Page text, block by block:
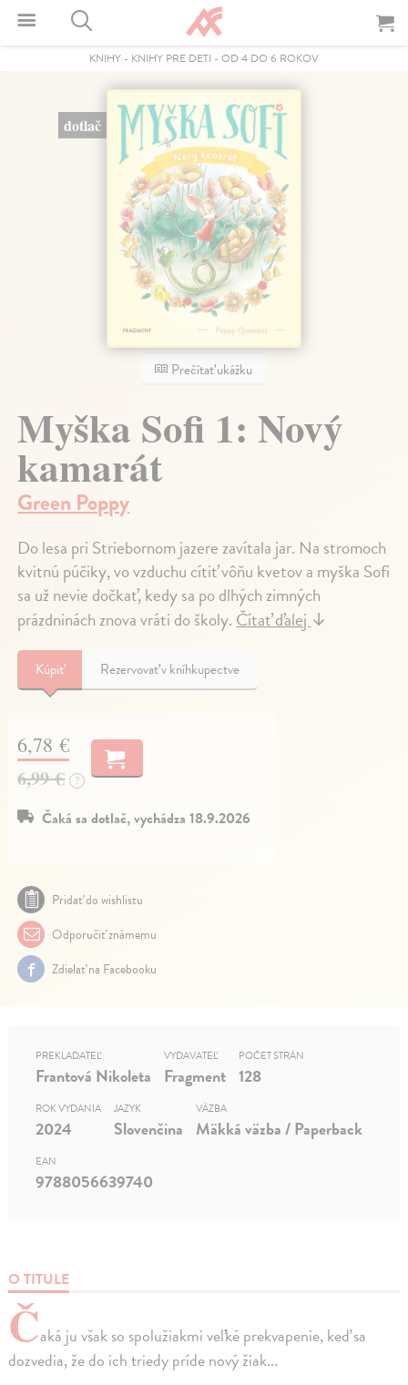
KNIHY - KNIHY PRE DETI - OD 4 DO 6 ROKOV
dotlač
Prečítať ukážku
Myška Sofi 1: Nový
kamarát
Green Poppy
Do lesa pri Striebornom jazere zavítala jar. Na stromoch
kvitnú púčiky, vo vzduchu cítiť vôňu kvetov a myška Sofi
sa už nevie dočkať, kedy sa po dlhých zimných
prázdninách znova vráti do školy.Čítať ďalej↓
Kúpiť Rezervovať v kníhkupectve
6,78 €
6,99 € ?
Čaká sa dotlač, vychádza 18.9.2026
Pridať do wishlistu
Odporučiť známemu
Zdielať na Facebooku
O TITULE
Čaká ju však so spolužiakmi veľké prekvapenie, keď sa
dozvedia, že do ich triedy príde nový žiak...
PREKLADATEĽ
Frantová Nikoleta
VYDAVATEĽ
Fragment
POČET STRÁN
128
ROK VYDANIA
2024
JAZYK
Slovenčina
VÄZBA
Mäkká väzba / Paperback
EAN
9788056639740